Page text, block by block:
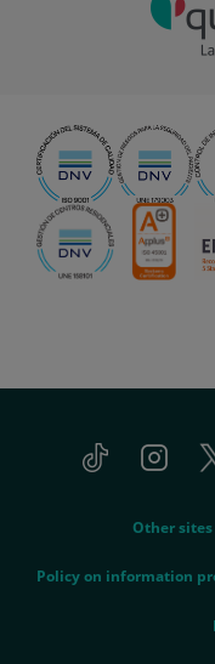
Tiktok Instagram
Other sites
Policy on information